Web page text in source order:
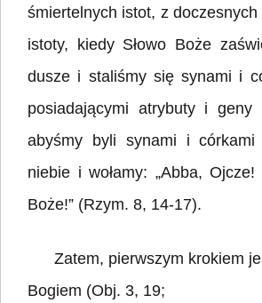
śmiertelnych istot, z
istoty, kiedy Słowo Boże
dusze i staliśmy się synami i
posiadającymi atrybuty i geny
abyśmy byli synami i
niebie i wołamy: „Abba,
Boże!” (Rzym. 8, 14-17).
Zatem, pierwszym krokiem
Bogiem (Obj. 3, 19;